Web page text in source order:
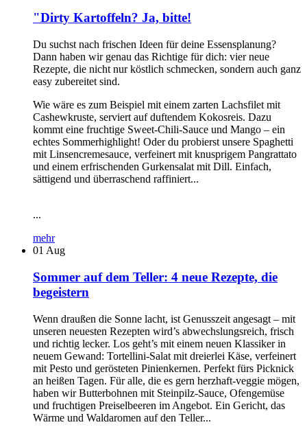
"Dirty Kartoffeln? Ja, bitte!
Du suchst nach frischen Ideen für deine Essensplanung?
Dann haben wir genau das Richtige für dich: vier neue
Rezepte, die nicht nur köstlich schmecken, sondern auch ganz
easy zubereitet sind.
Wie wäre es zum Beispiel mit einem zarten Lachsfilet mit
Cashewkruste, serviert auf duftendem Kokosreis. Dazu
kommt eine fruchtige Sweet-Chili-Sauce und Mango – ein
echtes Sommerhighlight! Oder du probierst unsere Spaghetti
mit Linsencremesauce, verfeinert mit knusprigem Pangrattato
und einem erfrischenden Gurkensalat mit Dill. Einfach,
sättigend und überraschend raffiniert...
...
mehr
01 Aug
Sommer auf dem Teller: 4 neue Rezepte, die
begeistern
Wenn draußen die Sonne lacht, ist Genusszeit angesagt – mit
unseren neuesten Rezepten wird’s abwechslungsreich, frisch
und richtig lecker. Los geht’s mit einem neuen Klassiker in
neuem Gewand: Tortellini-Salat mit dreierlei Käse, verfeinert
mit Pesto und gerösteten Pinienkernen. Perfekt fürs Picknick
an heißen Tagen. Für alle, die es gern herzhaft-veggie mögen,
haben wir Butterbohnen mit Steinpilz-Sauce, Ofengemüse
und fruchtigen Preiselbeeren im Angebot. Ein Gericht, das
Wärme und Waldaromen auf den Teller...